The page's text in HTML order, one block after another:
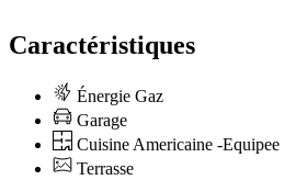
Caractéristiques
Énergie Gaz
Garage
Cuisine Americaine -Equipee
Terrasse